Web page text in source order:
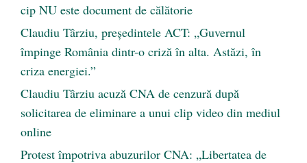
cip NU este document de călătorie
Claudiu Târziu, președintele ACT: „Guvernul
împinge România dintr-o criză în alta. Astăzi, în
criza energiei.”
Claudiu Târziu acuză CNA de cenzură după
solicitarea de eliminare a unui clip video din mediul
online
Protest împotriva abuzurilor CNA: „Libertatea de